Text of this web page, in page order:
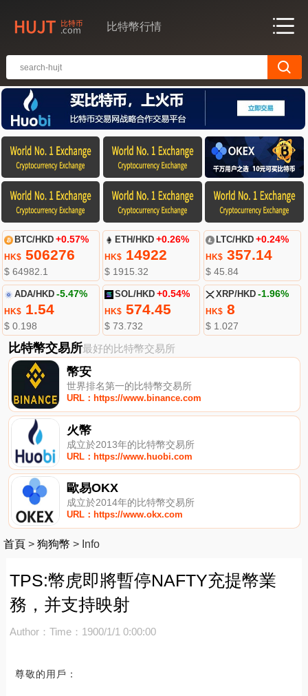
比特幣行情
BTC/HKD +0.57%
HK$506276
$ 64982.1
ETH/HKD +0.26%
HK$ 14922
$ 1915.32
LTC/HKD +0.24%
HK$357.14
$ 45.84
ADA/HKD -5.47%
HK$1.54
$ 0.198
SOL/HKD +0.54%
HK$ 574.45
$ 73.732
XRP/HKD -1.96%
HK$8
$ 1.027
比特幣交易所最好的比特幣交易所
幣安
世界排名第一的比特幣交易所
URL：https://www.binance.com
火幣
成立於2013年的比特幣交易所
URL：https://www.huobi.com
歐易OKX
成立於2014年的比特幣交易所
URL：https://www.okx.com
首頁 > 狗狗幣 > Info
TPS:幣虎即將暫停NAFTY充提幣業
務，并支持映射
Author： Time：1900/1/1 0:00:00
尊敬的用戶：